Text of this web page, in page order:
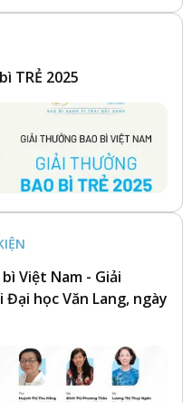
TRẺ 2025
Việt Nam - Giải
học Văn Lang, ngày